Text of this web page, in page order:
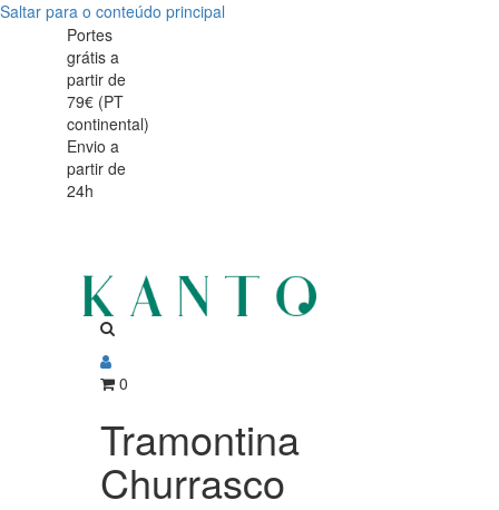
Saltar para o conteúdo principal
Tramontina
Churrasco
Escova
para
Limpeza
Grelhadores
Madeira
Natural
Tramontina
Churrasco
Escova
Limpeza
Madeira
Natural
Portes
grátis a
partir de
79€ (PT
continental)
Envio a
partir de
24h
0
Tramontina
Churrasco